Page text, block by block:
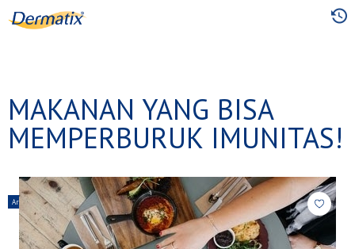
MAKANAN YANG BISA
MEMPERBURUK IMUNITAS!
Article